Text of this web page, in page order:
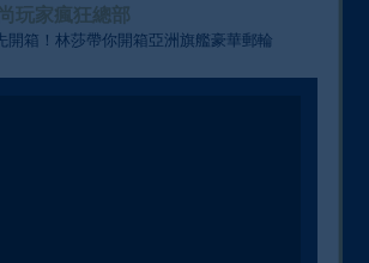
玩家瘋狂總部
開箱！林莎帶你開箱亞洲旗艦豪華郵輪